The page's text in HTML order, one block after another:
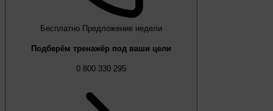
Бесплатно Предложение недели
Подберём тренажёр под ваши цели
0 800 330 295